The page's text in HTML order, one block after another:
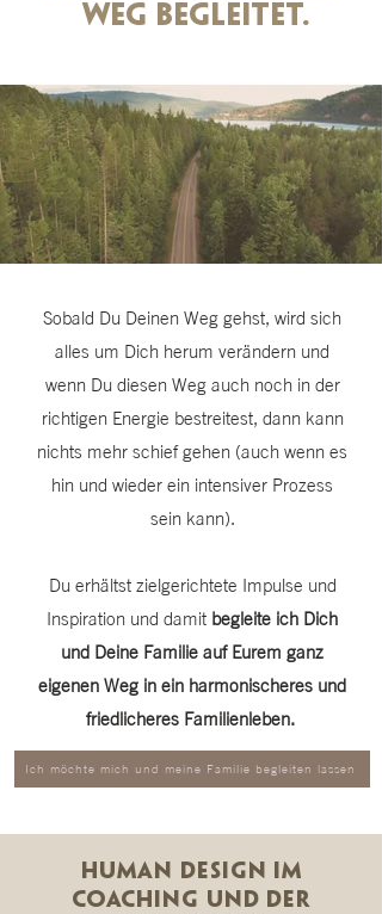
Weg begleitet.
Sobald Du Deinen Weg gehst, wird sich
alles um Dich herum verändern und
wenn Du diesen Weg auch noch in der
richtigen Energie bestreitest, dann kann
nichts mehr schief gehen (auch wenn es
hin und wieder ein intensiver Prozess
sein kann).
Du erhältst zielgerichtete Impulse und
Inspiration und damit begleite ich Dich
und Deine Familie auf Eurem ganz
eigenen Weg in ein harmonischeres und
friedlicheres Familienleben.
Ich möchte mich und meine Familie begleiten lassen
Human Design im
Coaching und der